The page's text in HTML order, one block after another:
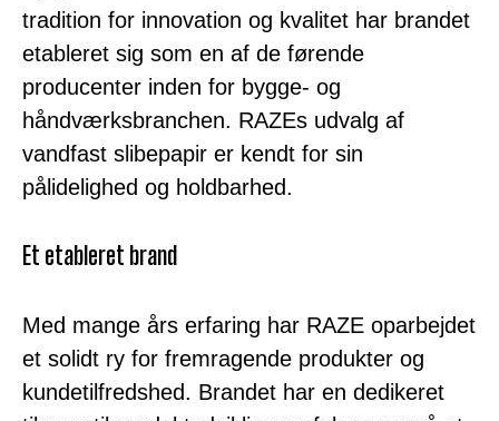
tradition for innovation og kvalitet har brandet
etableret sig som en af de førende
producenter inden for bygge- og
håndværksbranchen. RAZEs udvalg af
vandfast slibepapir er kendt for sin
pålidelighed og holdbarhed.
Et etableret brand
Med mange års erfaring har RAZE oparbejdet
et solidt ry for fremragende produkter og
kundetilfredshed. Brandet har en dedikeret